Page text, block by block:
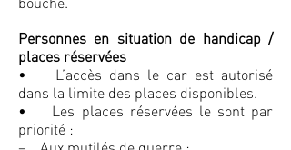
Personnes en situation de handicap /
places réservées
• L’accès dans le car est autorisé
dans la limite des places disponibles.
• Les places réservées le sont par
priorité :